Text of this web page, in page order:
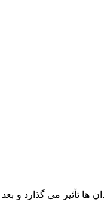
ها تأثیر می گذارد و